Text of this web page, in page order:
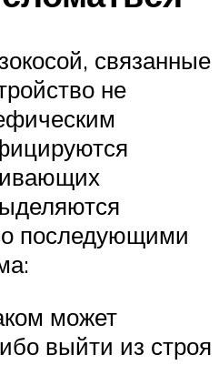
связанные
не
последующими
может
выйти из строя